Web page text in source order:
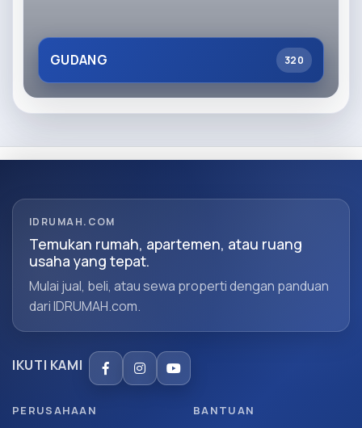
GUDANG 320
IDRUMAH.COM
Temukan rumah, apartemen, atau ruang
usaha yang tepat.
Mulai jual, beli, atau sewa properti dengan panduan
dari IDRUMAH.com.
IKUTI KAMI
PERUSAHAAN BANTUAN